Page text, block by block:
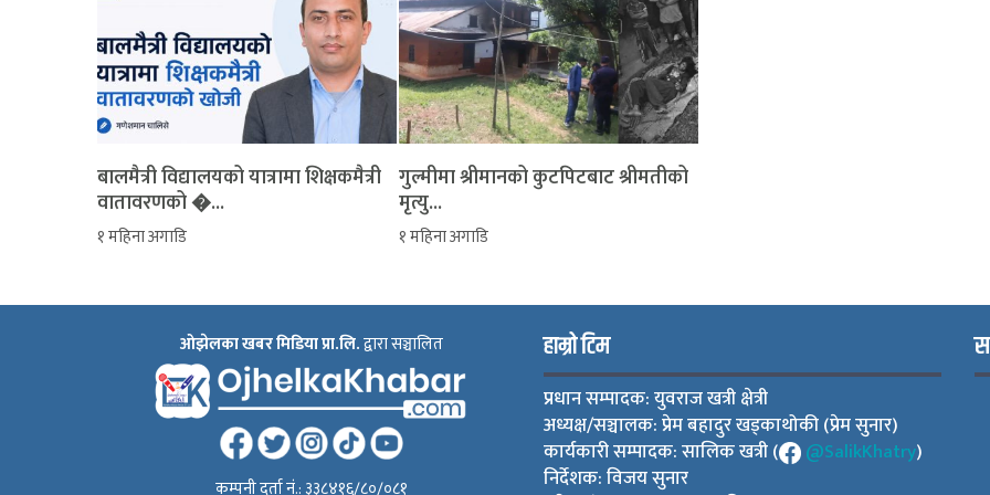
बालमैत्री विद्यालयको यात्रामा शिक्षकमैत्री
वातावरणको �...
१ महिना अगाडि
‎गुल्मीमा श्रीमानको कुटपिटबाट श्रीमतीको
मृत्यु...
१ महिना अगाडि
ओझेलका खबर मिडिया प्रा.लि.द्वारा सञ्चालित
कम्पनी दर्ता नं.: ३३८४१६/८०/०८१
हाम्रो टिम
प्रधान सम्पादक: युवराज खत्री क्षेत्री
अध्यक्ष/सञ्चालक: प्रेम बहादुर खड्काथोकी (प्रेम सुनार)
कार्यकारी सम्पादक: सालिक खत्री (
@SalikKhatry)
निर्देशक: विजय सुनार